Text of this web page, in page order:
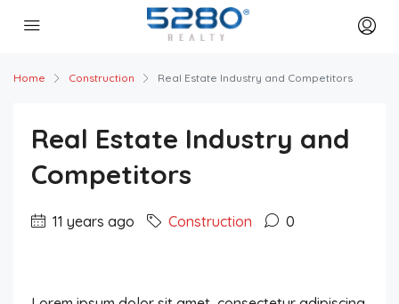
Home Construction Real Estate Industry and Competitors
Real Estate Industry and
Competitors
11 years ago Construction 0